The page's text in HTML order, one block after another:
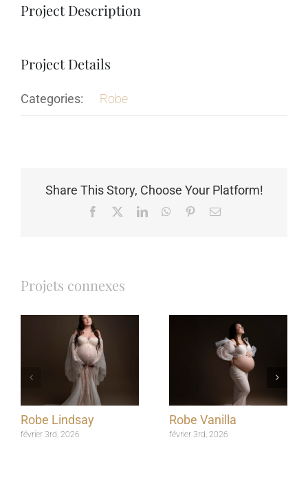
Project Description
Project Details
Categories: Robe
Share This Story, Choose Your Platform!
Facebook LinkedInWhatsApp
PinterestEmail
Projets connexes
Robe Lindsay
février 3rd, 2026
Robe Vanilla
février 3rd, 2026